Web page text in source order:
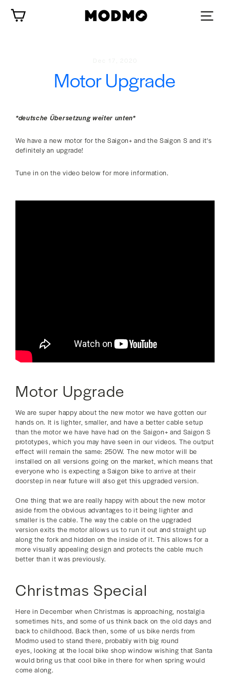
content
Motor Upgrade
*deutsche Übersetzung weiter unten*
We have a new motor for the Saigon+ and the Saigon S and it's
definitely an upgrade!
Tune in on the video below for more information.
Motor Upgrade
We are super happy about the new motor we have gotten our
hands on. It is lighter, smaller, and have a better cable setup
than the motor we have have had on the Saigon+ and Saigon S
prototypes, which you may have seen in our videos. The output
effect will remain the same: 250W. The new motor will be
installed on all versions going on the market, which means that
everyone who is expecting a Saigon bike to arrive at their
doorstep in near future will also get this upgraded version.
One thing that we are really happy with about the new motor
aside from the obvious advantages to it being lighter and
smaller is the cable. The way the cable on the upgraded
version exits the motor allows us to run it out and straight up
along the fork and hidden on the inside of it. This allows for a
more visually appealing design and protects the cable much
better than it was previously.
Christmas Special
Here in December when Christmas is approaching, nostalgia
sometimes hits, and some of us think back on the old days and
back to childhood. Back then, some of us bike nerds from
Modmo used to stand there, probably with big round
eyes, looking at the local bike shop window wishing that Santa
would bring us that cool bike in there for when spring would
come along.